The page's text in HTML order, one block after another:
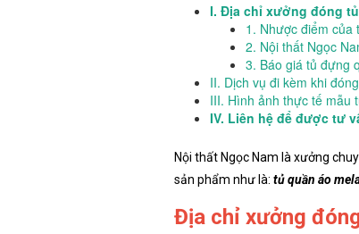
I. Địa chỉ xưởng đóng
1. Nhược điểm của
2. Nội thất Ngọc
3. Báo giá tủ đựng
II. Dịch vụ đi kèm khi
III. Hình ảnh thực tế mẫu
IV. Liên hệ để được tư
Nội thất Ngọc Nam là xưởng
sản phẩm như là: tủ quần áo
Địa chỉ xưởng